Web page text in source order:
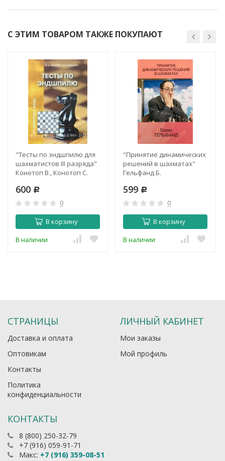
С ЭТИМ ТОВАРОМ ТАКЖЕ ПОКУПАЮТ
"Тесты по эндшпилю для
шахматистов III разряда"
Конотоп В., Конотоп С.
600 Р
0
В корзину
В наличии
"Принятие динамических
решений в шахматах"
Гельфанд Б.
599 Р
0
В корзину
В наличии
СТРАНИЦЫ
Доставка и оплата
Оптовикам
Контакты
Политика
конфиденциальности
ЛИЧНЫЙ КАБИНЕТ
Мои заказы
Мой профиль
КОНТАКТЫ
8 (800) 250-32-79
+7 (916) 059-91-71
Макс: +7 (916) 359-08-51